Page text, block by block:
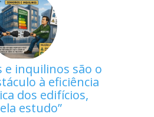
e inquilinos são o
à eficiência
dos edifícios,
estudo